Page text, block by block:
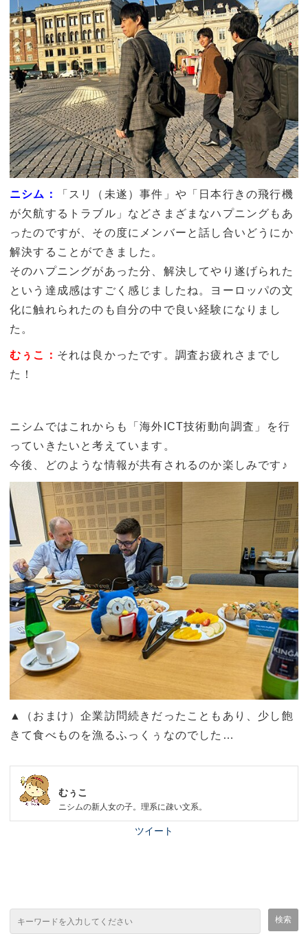
ニシム： 「 スリ（未遂）事件」や「日本行きの飛行機
が欠航するトラブル」などさまざまなハプニングもあ
ったのですが、その度にメンバーと話し合いどうにか
解決することができました。
そのハプニングがあった分、解決してやり遂げられた
という達成感はすごく感じましたね。ヨーロッパの文
化に触れられたのも自分の中で良い経験になりまし
た。
むぅこ： それは良かったです。調査お疲れさまでし
た！
ニシムではこれからも「海外ICT技術動向調査」を行
っていきたいと考えています。
今後、どのような情報が共有されるのか楽しみです♪
▲（おまけ）企業訪問続きだったこともあり、少し飽
きて食べものを漁るふっくぅなのでした…
むぅこ
ニシムの新人女の子。理系に疎い文系。
ツイート